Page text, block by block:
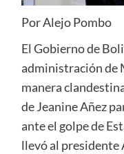
Por Alejo Pombo
El Gobierno de
administración de
manera
de Jeanine Añez
ante el golpe de
llevó al presidente